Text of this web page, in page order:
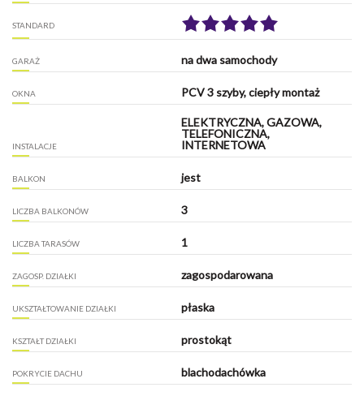
STANDARD
GARAŻ na dwa samochody
OKNA PCV 3 szyby, ciepły montaż
INSTALACJE
ELEKTRYCZNA, GAZOWA,
TELEFONICZNA,
INTERNETOWA
BALKON jest
LICZBA BALKONÓW 3
LICZBA TARASÓW 1
ZAGOSP. DZIAŁKI zagospodarowana
UKSZTAŁTOWANIE DZIAŁKI płaska
KSZTAŁT DZIAŁKI prostokąt
POKRYCIE DACHU blachodachówka